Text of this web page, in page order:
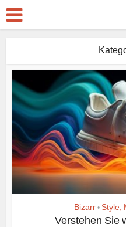
Bizarr • Style,
Verstehen Sie